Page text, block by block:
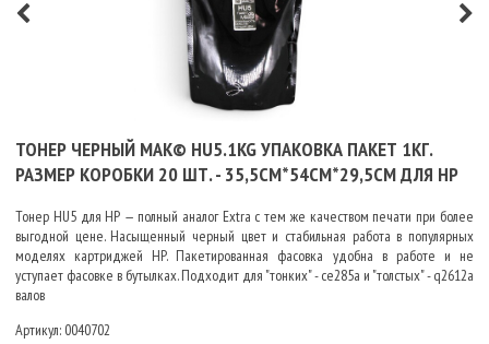
ТОНЕР ЧЕРНЫЙ MAK© HU5.1KG УПАКОВКА ПАКЕТ 1КГ.
РАЗМЕР КОРОБКИ 20 ШТ. - 35,5СМ*54СМ*29,5СМ ДЛЯ HP
Тонер HU5 для HP — полный аналог Extra с тем же качеством печати при более
выгодной цене. Насыщенный черный цвет и стабильная работа в популярных
моделях картриджей HP. Пакетированная фасовка удобна в работе и не
уступает фасовке в бутылках. Подходит для "тонких" - ce285a и "толстых" - q2612a
валов
Артикул: 0040702